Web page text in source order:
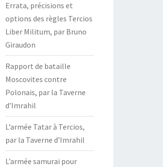
Errata, précisions et
options des règles Tercios
Liber Militum, par Bruno
Giraudon
Rapport de bataille
Moscovites contre
Polonais, par la Taverne
d’Imrahil
L’armée Tatar à Tercios,
par la Taverne d’Imrahil
L’armée samurai pour